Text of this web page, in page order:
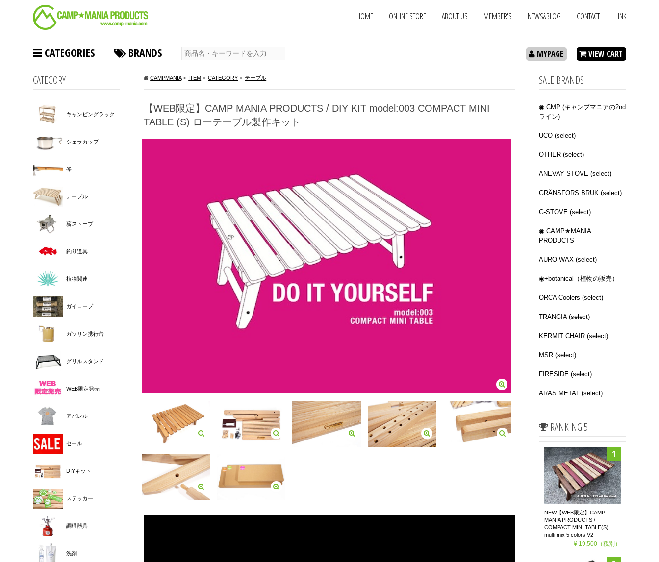
HOME ONLINE STORE ABOUT US MEMBER'S NEWS&BLOG CONTACT LINK
CATEGORIES BRANDS VIEW CART
MYPAGE
CAMPMANIA> ITEM > CATEGORY > テーブル
【WEB限定】CAMP MANIA PRODUCTS / DIY KIT model:003 COMPACT MINI
TABLE (S) ローテーブル製作キット
CATEGORY
キャンピングラック
シェラカップ
斧
テーブル
薪ストーブ
釣り道具
植物関連
ガイロープ
ガソリン携行缶
グリルスタンド
WEB限定発売
アパレル
セール
DIYキット
ステッカー
調理器具
洗剤
SALE BRANDS
◉ CMP (キャンプマニアの2nd
ライン)
UCO (select)
OTHER (select)
ANEVAY STOVE (select)
GRÄNSFORS BRUK (select)
G-STOVE (select)
◉ CAMP★MANIA
PRODUCTS
AURO WAX (select)
◉+botanical（植物の販売）
ORCA Coolers (select)
TRANGIA (select)
KERMIT CHAIR (select)
MSR (select)
FIRESIDE (select)
ARAS METAL (select)
RANKING 5
NEW【WEB限定】CAMP
MANIA PRODUCTS /
COMPACT MINI TABLE(S)
multi mix 5 colors V2
¥ 19,500（税別）